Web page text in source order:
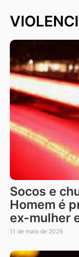
Socos e
Homem é
ex-mulher
11 de maio de 2026